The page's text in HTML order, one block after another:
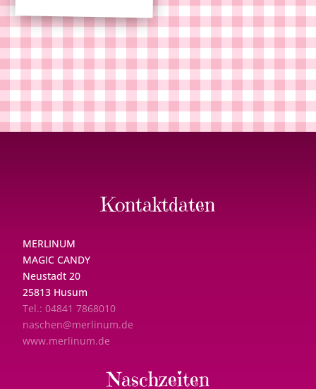
Kontaktdaten
MERLINUM
MAGIC CANDY
Neustadt 20
25813 Husum
Tel.: 04841 7868010
naschen@merlinum.de
www.merlinum.de
Naschzeiten